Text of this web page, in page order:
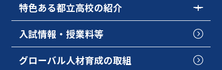
特色ある都立高校の紹介
入試情報・授業料等
グローバル人材育成の取組